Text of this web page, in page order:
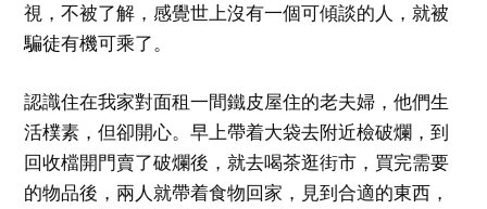
視，不被了解，感覺世上沒有一個可傾談的人，就被
騙徒有機可乘了。
認識住在我家對面租一間鐵皮屋住的老夫婦，他們生
活樸素，但卻開心。早上帶着大袋去附近檢破爛，到
回收檔開門賣了破爛後，就去喝茶逛街市，買完需要
的物品後，兩人就帶着食物回家，見到合適的東西，